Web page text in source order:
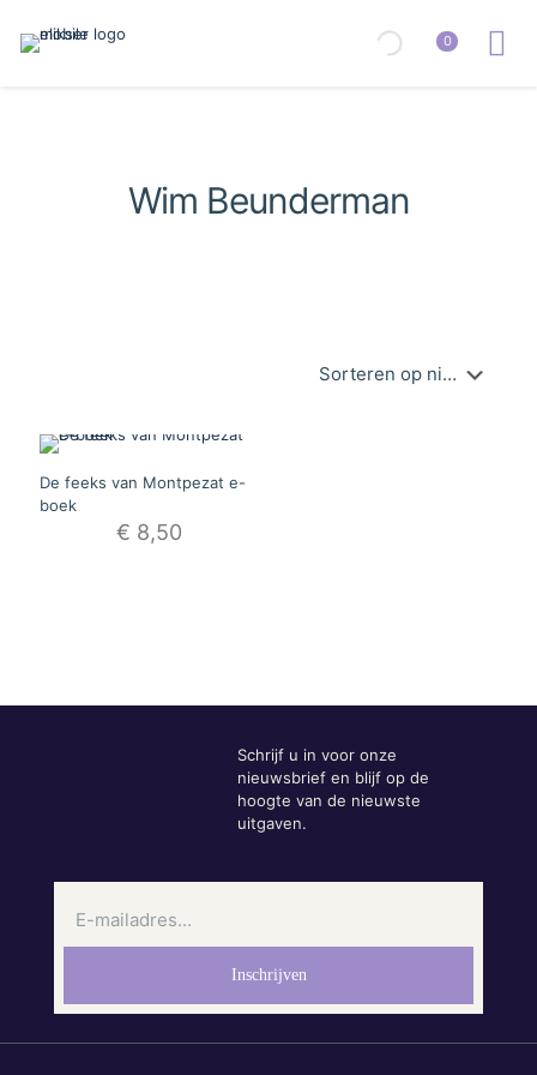
0
Wim Beunderman
De feeks van Montpezat e-
boek
€ 8,50
Schrijf u in voor onze
nieuwsbrief en blijf op de
hoogte van de nieuwste
uitgaven.